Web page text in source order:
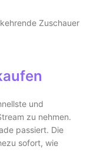
Zuschauer
und
zu nehmen.
passiert. Die
sofort, wie